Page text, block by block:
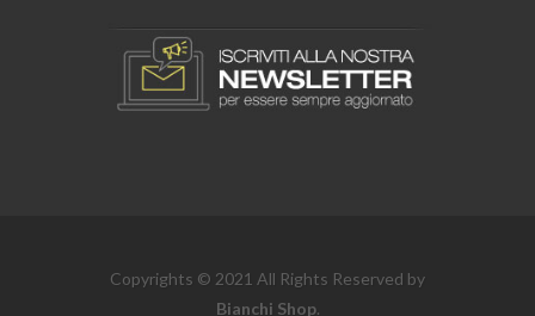
Copyrights © 2021 All Rights Reserved by
Bianchi Shop.